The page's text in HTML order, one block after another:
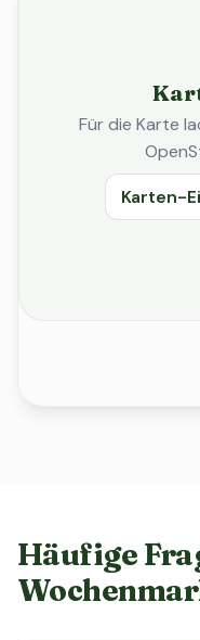
Für die Karte
Karten-
Häufige